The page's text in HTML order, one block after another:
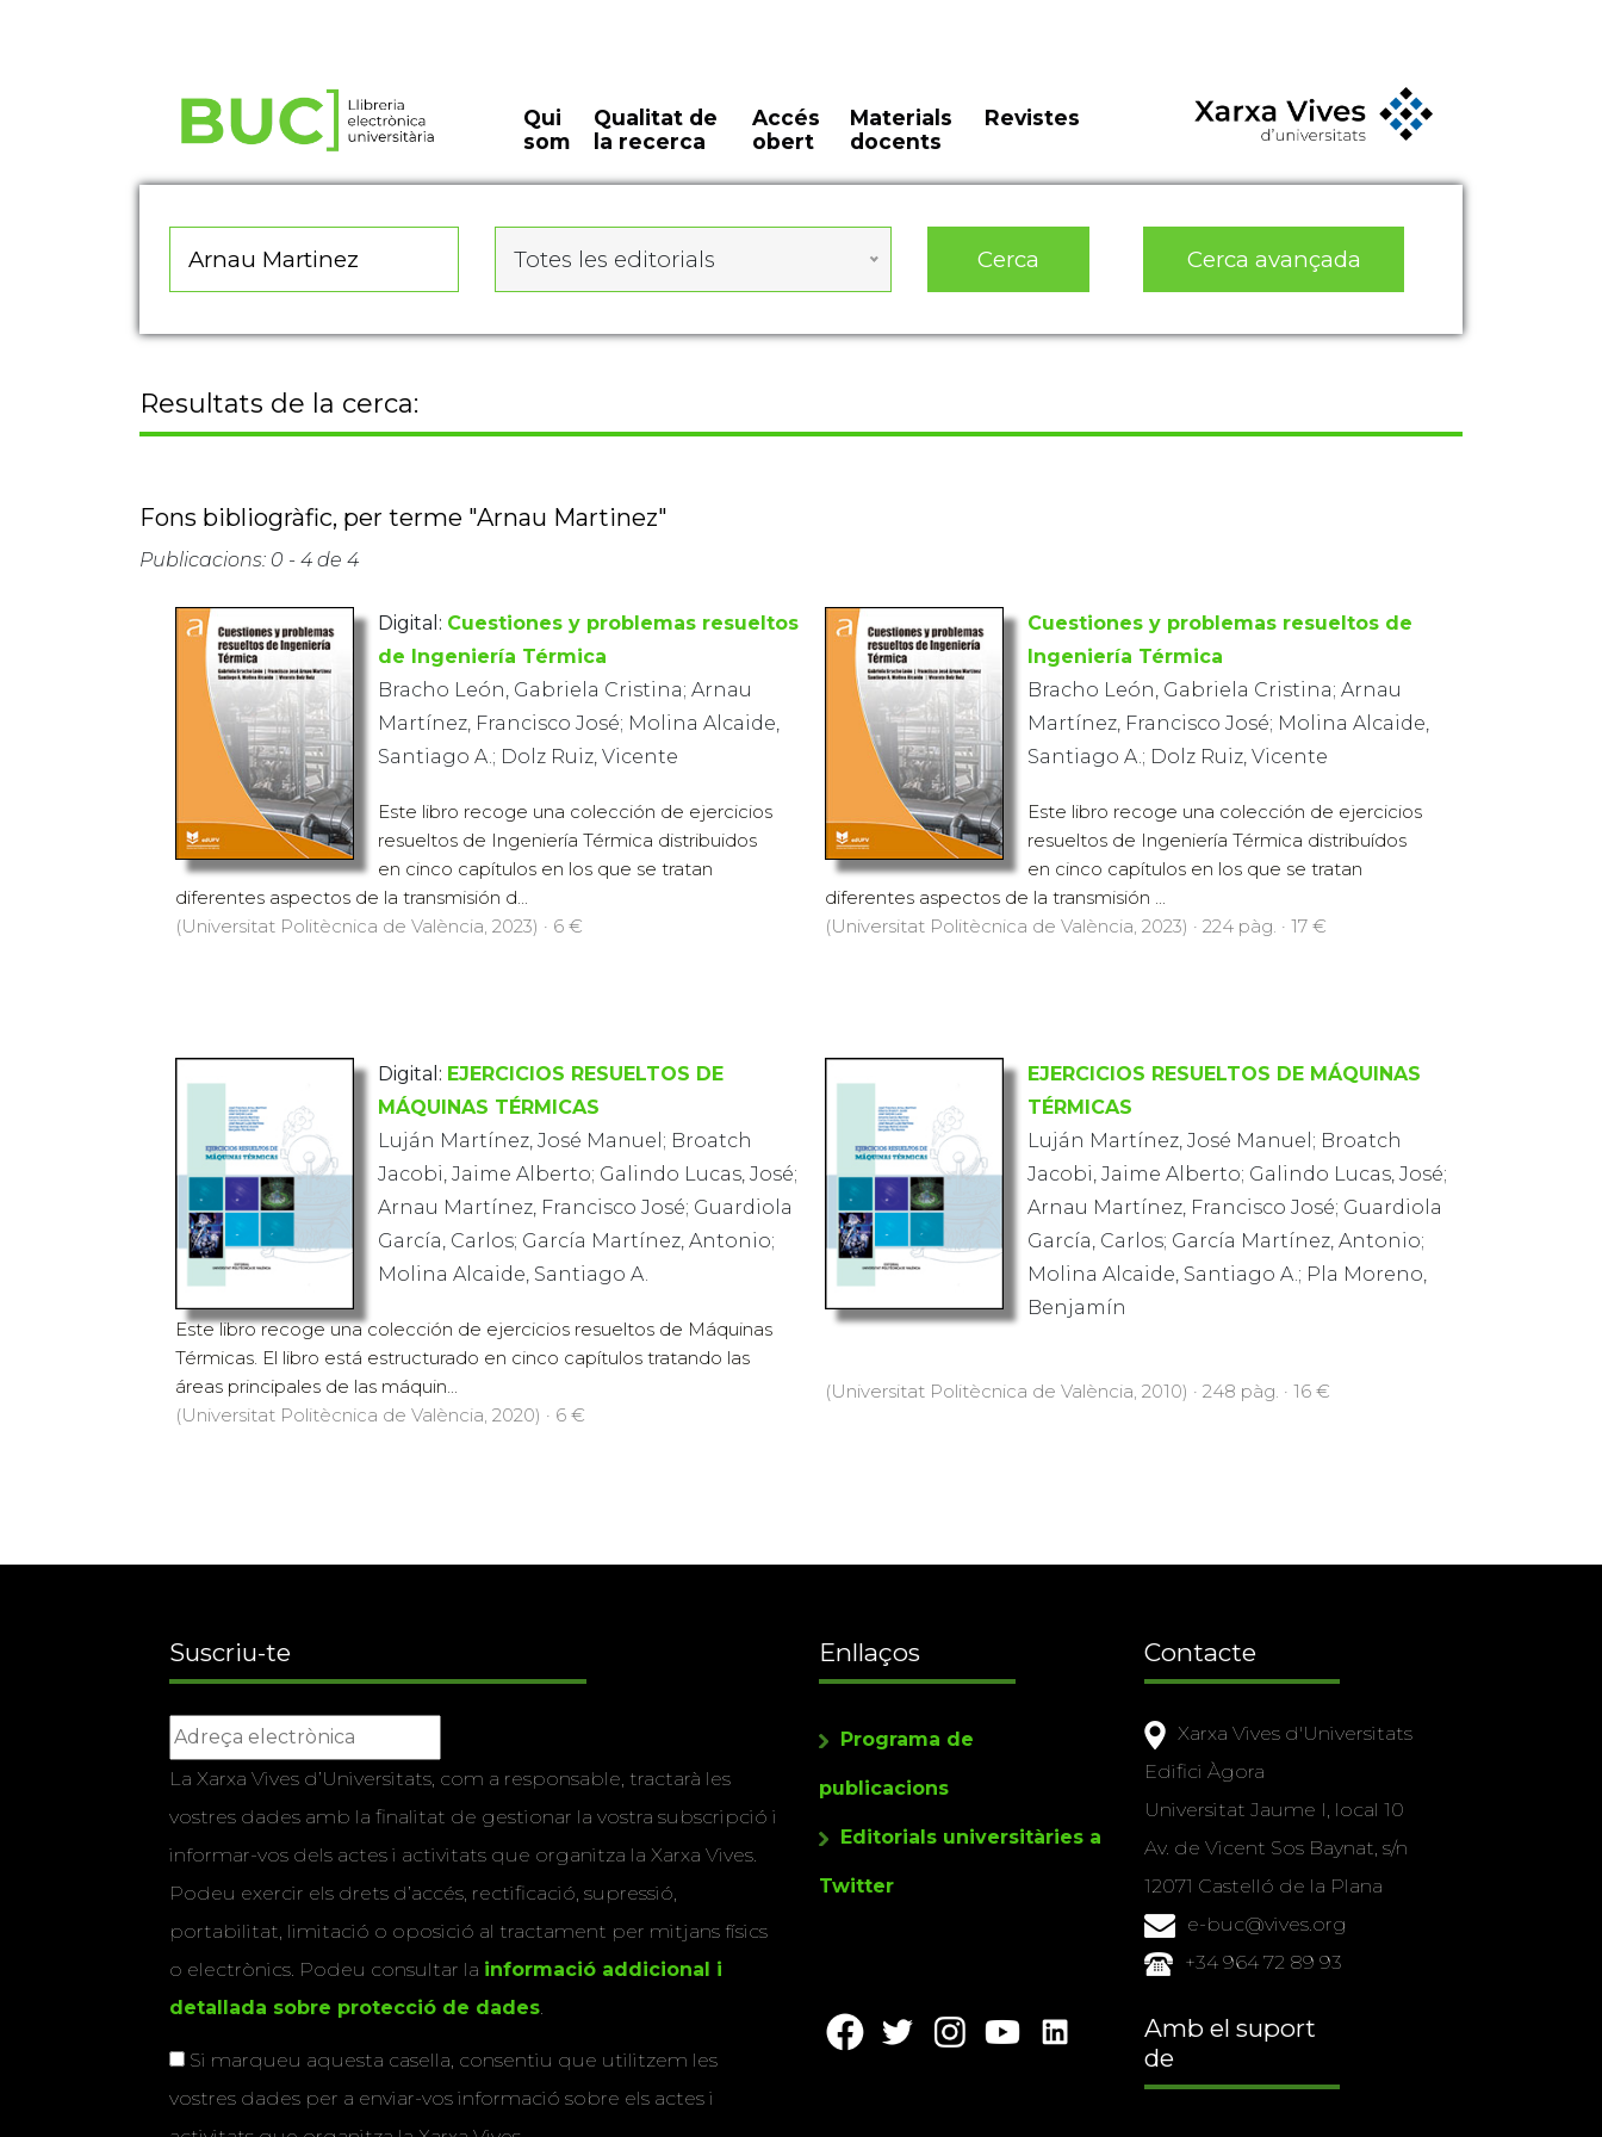
Qui
som
Qualitat de
la recerca
Accés
obert
Materials
docents
Revistes
Totes les editorials Cerca Cerca avançada
Resultats de la cerca:
Fons bibliogràfic, per terme "Arnau Martinez"
Publicacions: 0 - 4 de 4
Digital: Cuestiones y problemas resueltos
de Ingeniería Térmica
Bracho León, Gabriela Cristina; Arnau
Martínez, Francisco José; Molina Alcaide,
Santiago A.; Dolz Ruiz, Vicente
Este libro recoge una colección de ejercicios
resueltos de Ingeniería Térmica distribuidos
en cinco capítulos en los que se tratan
diferentes aspectos de la transmisión d...
(Universitat Politècnica de València, 2023) · 6 €
Cuestiones y problemas resueltos de
Ingeniería Térmica
Bracho León, Gabriela Cristina; Arnau
Martínez, Francisco José; Molina Alcaide,
Santiago A.; Dolz Ruiz, Vicente
Este libro recoge una colección de ejercicios
resueltos de Ingeniería Térmica distribuídos
en cinco capítulos en los que se tratan
diferentes aspectos de la transmisión ...
(Universitat Politècnica de València, 2023) · 224 pàg. · 17 €
Digital: EJERCICIOS RESUELTOS DE
MÁQUINAS TÉRMICAS
Luján Martínez, José Manuel; Broatch
Jacobi, Jaime Alberto; Galindo Lucas, José;
Arnau Martínez, Francisco José; Guardiola
García, Carlos; García Martínez, Antonio;
Molina Alcaide, Santiago A.
Este libro recoge una colección de ejercicios resueltos de Máquinas
Térmicas. El libro está estructurado en cinco capítulos tratando las
áreas principales de las máquin...
(Universitat Politècnica de València, 2020) · 6 €
EJERCICIOS RESUELTOS DE MÁQUINAS
TÉRMICAS
Luján Martínez, José Manuel; Broatch
Jacobi, Jaime Alberto; Galindo Lucas, José;
Arnau Martínez, Francisco José; Guardiola
García, Carlos; García Martínez, Antonio;
Molina Alcaide, Santiago A.; Pla Moreno,
Benjamín
(Universitat Politècnica de València, 2010) · 248 pàg. · 16 €
Suscriu-te
La Xarxa Vives d’Universitats, com a responsable, tractarà les
vostres dades amb la finalitat de gestionar la vostra subscripció i
informar-vos dels actes i activitats que organitza la Xarxa Vives.
Podeu exercir els drets d’accés, rectificació, supressió,
portabilitat, limitació o oposició al tractament per mitjans físics
o electrònics. Podeu consultar la informació addicional i
detallada sobre protecció de dades.
Si marqueu aquesta casella, consentiu que utilitzem les
vostres dades per a enviar-vos informació sobre els actes i
Enllaços
Programa de
publicacions
Editorials universitàries a
Twitter
Contacte
Xarxa Vives d'Universitats
Edifici Àgora
Universitat Jaume I, local 10
Av. de Vicent Sos Baynat, s/n
12071 Castelló de la Plana
e-buc@vives.org
+34 964 72 89 93
Amb el suport
de